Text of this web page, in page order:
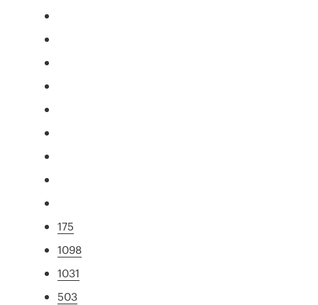
175
1098
1031
503